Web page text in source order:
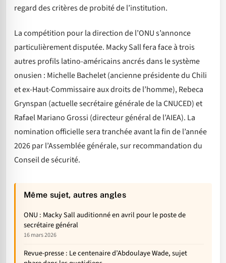
regard des critères de probité de l’institution.
La compétition pour la direction de l’ONU s’annonce
particulièrement disputée. Macky Sall fera face à trois
autres profils latino-américains ancrés dans le système
onusien : Michelle Bachelet (ancienne présidente du Chili
et ex-Haut-Commissaire aux droits de l’homme), Rebeca
Grynspan (actuelle secrétaire générale de la CNUCED) et
Rafael Mariano Grossi (directeur général de l’AIEA). La
nomination officielle sera tranchée avant la fin de l’année
2026 par l’Assemblée générale, sur recommandation du
Conseil de sécurité.
Même sujet, autres angles
ONU : Macky Sall auditionné en avril pour le poste de
secrétaire général
16 mars 2026
Revue-presse : Le centenaire d’Abdoulaye Wade, sujet